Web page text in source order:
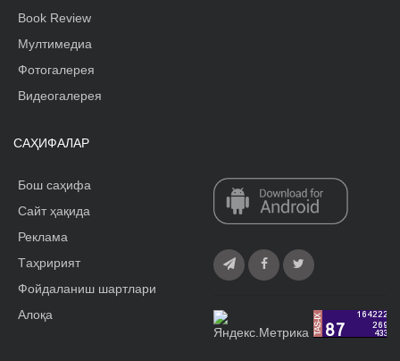
Book Review
Мултимедиа
Фотогалерея
Видеогалерея
САҲИФАЛАР
Бош саҳифа
Сайт ҳақида
Реклама
Tаҳририят
Фойдаланиш шартлари
Алоқа